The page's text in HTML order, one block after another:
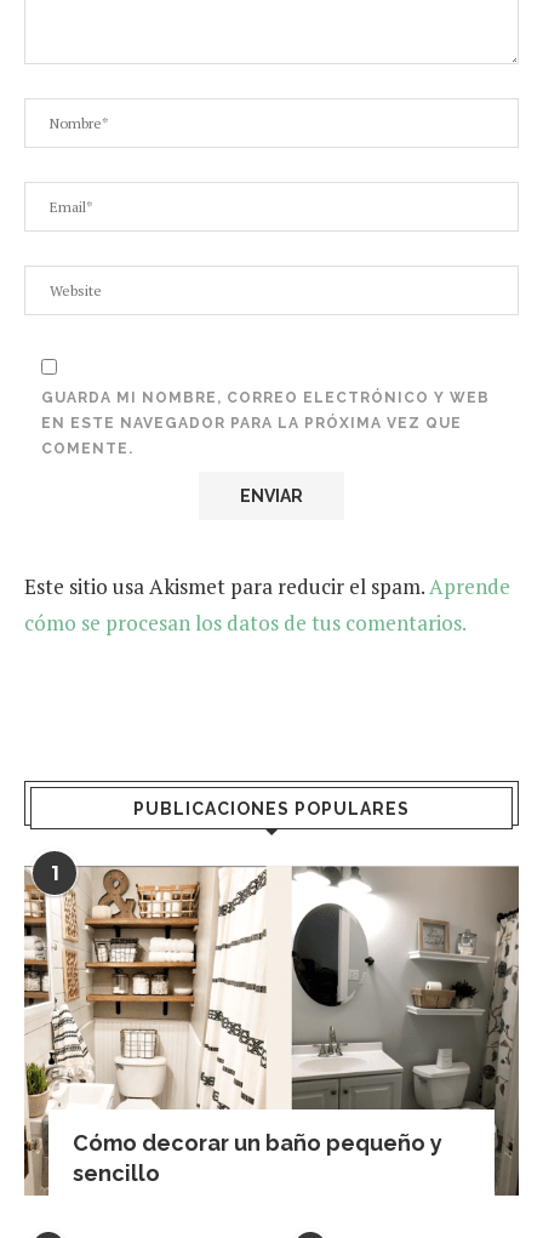
GUARDA MI NOMBRE, CORREO ELECTRÓNICO Y WEB
EN ESTE NAVEGADOR PARA LA PRÓXIMA VEZ QUE
COMENTE.
Este sitio usa Akismet para reducir el spam.Aprende
cómo se procesan los datos de tus comentarios.
PUBLICACIONES POPULARES
1
Cómo decorar un baño pequeño y
sencillo